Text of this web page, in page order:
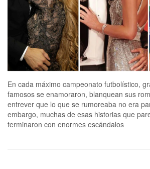
En cada máximo campeonato futbolístico,
famosos se enamoraron, blanquean sus
entrever que lo que se rumoreaba no era
embargo, muchas de esas historias que
terminaron con enormes escándalos